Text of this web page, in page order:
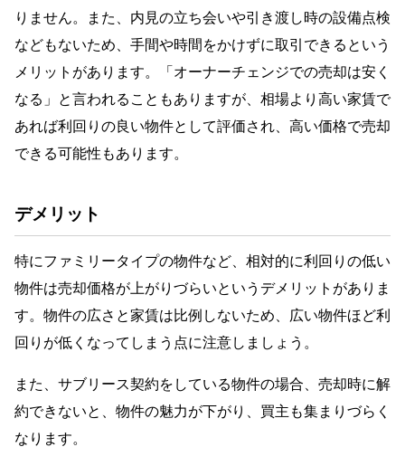
りません。また、内見の立ち会いや引き渡し時の設備点検
などもないため、手間や時間をかけずに取引できるという
メリットがあります。「オーナーチェンジでの売却は安く
なる」と言われることもありますが、相場より高い家賃で
あれば利回りの良い物件として評価され、高い価格で売却
できる可能性もあります。
デメリット
特にファミリータイプの物件など、相対的に利回りの低い
物件は売却価格が上がりづらいというデメリットがありま
す。物件の広さと家賃は比例しないため、広い物件ほど利
回りが低くなってしまう点に注意しましょう。
また、サブリース契約をしている物件の場合、売却時に解
約できないと、物件の魅力が下がり、買主も集まりづらく
なります。